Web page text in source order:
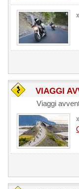
VIAGGI
Viaggi